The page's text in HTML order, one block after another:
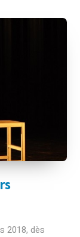
2018, dès